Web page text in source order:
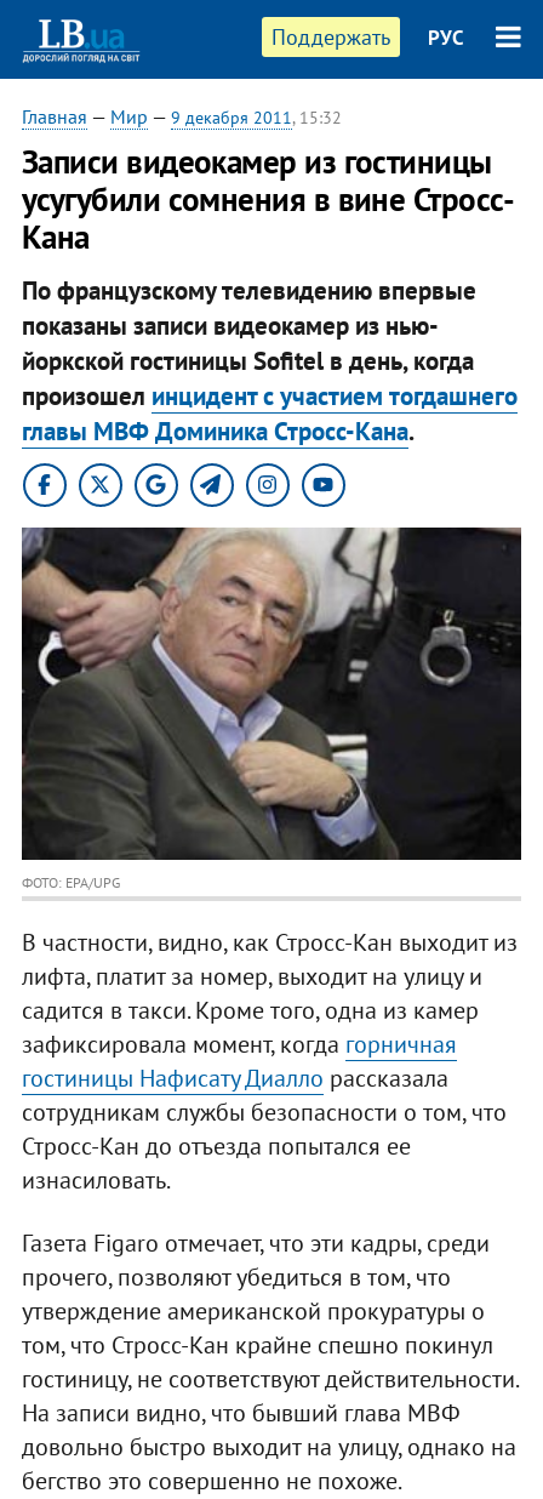
Поддержать РУС
Главная — Мир — 9 декабря 2011, 15:32
Записи видеокамер из гостиницы
усугубили сомнения в вине Стросс-
Кана
По французскому телевидению впервые
показаны записи видеокамер из нью-
йоркской гостиницы Sofitel в день, когда
произошел инцидент с участием тогдашнего
главы МВФ Доминика Стросс-Кана.
ФОТО: EPA/UPG
В частности, видно, как Стросс-Кан выходит из
лифта, платит за номер, выходит на улицу и
садится в такси. Кроме того, одна из камер
зафиксировала момент, когда горничная
гостиницы Нафисату Диалло рассказала
сотрудникам службы безопасности о том, что
Стросс-Кан до отъезда попытался ее
изнасиловать.
Газета Figaro отмечает, что эти кадры, среди
прочего, позволяют убедиться в том, что
утверждение американской прокуратуры о
том, что Стросс-Кан крайне спешно покинул
гостиницу, не соответствуют действительности.
На записи видно, что бывший глава МВФ
довольно быстро выходит на улицу, однако на
бегство это совершенно не похоже.